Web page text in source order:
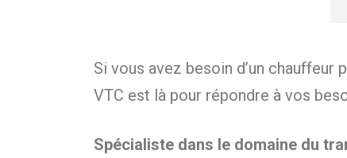
Si vous avez besoin d’un chauffeur
VTC est là pour répondre à vos
Spécialiste dans le domaine du